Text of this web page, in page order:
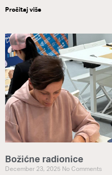
Pročitaj više
Božićne radionice
December 23, 2025 No Comments